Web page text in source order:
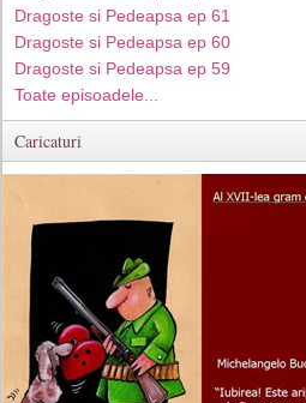
Dragoste si Pedeapsa ep 61
Dragoste si Pedeapsa ep 60
Dragoste si Pedeapsa ep 59
Toate episoadele...
Caricaturi